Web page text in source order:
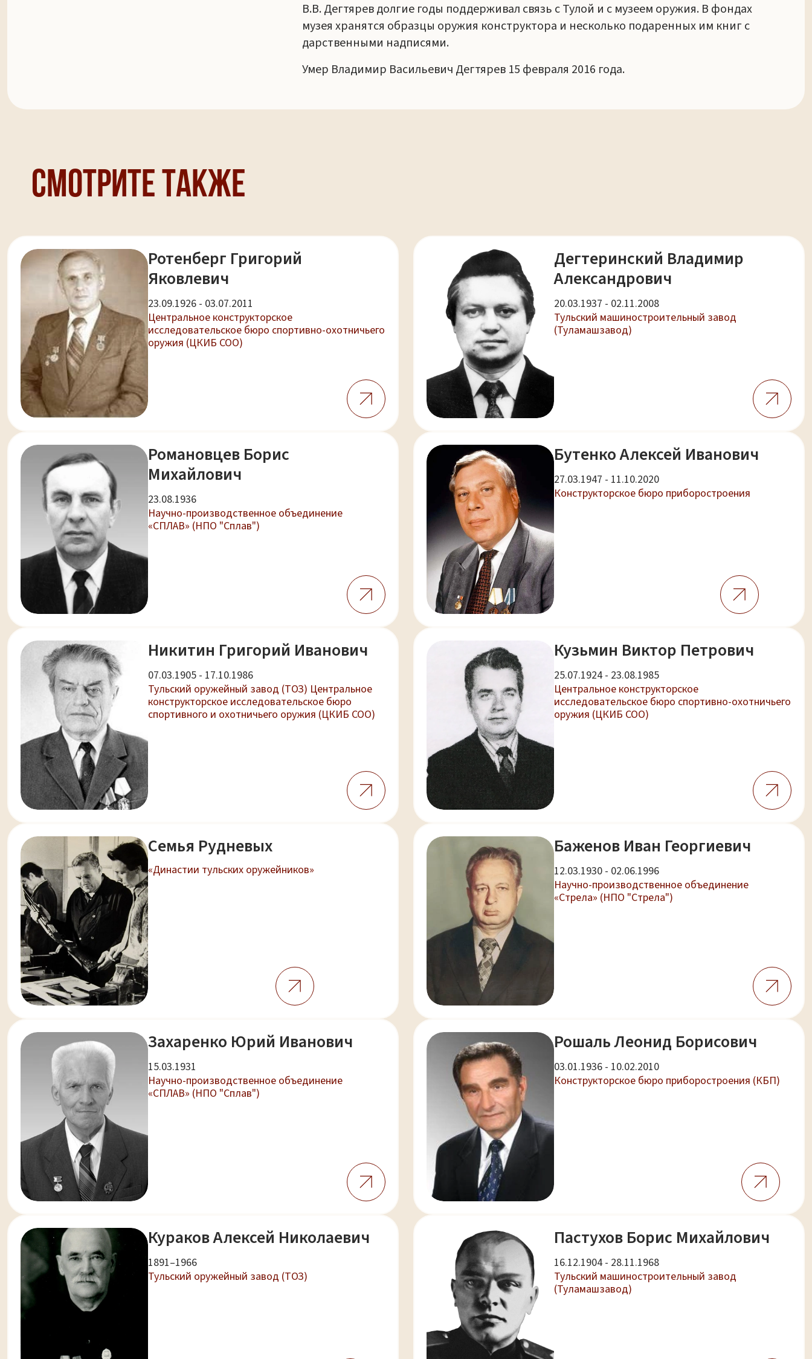
В.В. Дегтярев долгие годы поддерживал связь с Тулой и с музеем оружия. В фондах
музея хранятся образцы оружия конструктора и несколько подаренных им книг с
дарственными надписями.
Умер Владимир Васильевич Дегтярев 15 февраля 2016 года.
Смотрите также
Ротенберг Григорий
Яковлевич
23.09.1926 - 03.07.2011
Центральное конструкторское
исследовательское бюро спортивно-охотничьего
оружия (ЦКИБ СОО)
Дегтеринский Владимир
Александрович
20.03.1937 - 02.11.2008
Тульский машиностроительный завод
(Туламашзавод)
Романовцев Борис
Михайлович
23.08.1936
Научно-производственное объединение
«СПЛАВ» (НПО "Сплав")
Бутенко Алексей Иванович
27.03.1947 - 11.10.2020
Конструкторское бюро приборостроения
Никитин Григорий Иванович
07.03.1905 - 17.10.1986
Тульский оружейный завод (ТОЗ) Центральное
конструкторское исследовательское бюро
спортивного и охотничьего оружия (ЦКИБ СОО)
Кузьмин Виктор Петрович
25.07.1924 - 23.08.1985
Центральное конструкторское
исследовательское бюро спортивно-охотничьего
оружия (ЦКИБ СОО)
Семья Рудневых
«Династии тульских оружейников»
Баженов Иван Георгиевич
12.03.1930 - 02.06.1996
Научно-производственное объединение
«Стрела» (НПО "Стрела")
Захаренко Юрий Иванович
15.03.1931
Научно-производственное объединение
«СПЛАВ» (НПО "Сплав")
Рошаль Леонид Борисович
03.01.1936 - 10.02.2010
Конструкторское бюро приборостроения (КБП)
Кураков Алексей Николаевич
1891–1966
Тульский оружейный завод (ТОЗ)
Пастухов Борис Михайлович
16.12.1904 - 28.11.1968
Тульский машиностроительный завод
(Туламашзавод)